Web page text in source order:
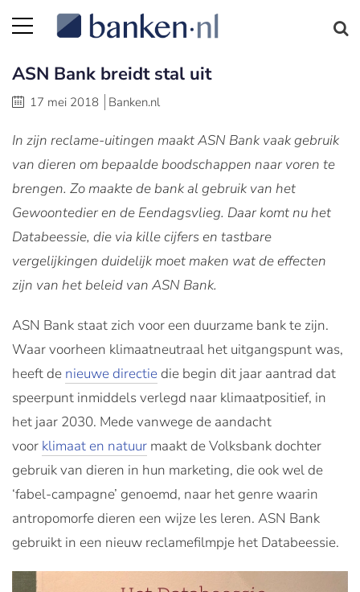
ASN Bank breidt stal uit
17 mei 2018 Banken.nl
In zijn reclame-uitingen maakt ASN Bank vaak gebruik
van dieren om bepaalde boodschappen naar voren te
brengen. Zo maakte de bank al gebruik van het
Gewoontedier en de Eendagsvlieg. Daar komt nu het
Databeessie, die via kille cijfers en tastbare
vergelijkingen duidelijk moet maken wat de effecten
zijn van het beleid van ASN Bank.
ASN Bank staat zich voor een duurzame bank te zijn.
Waar voorheen klimaatneutraal het uitgangspunt was,
heeft de nieuwe directiedie begin dit jaar aantrad dat
speerpunt inmiddels verlegd naar klimaatpositief, in
het jaar 2030. Mede vanwege de aandacht
voor klimaat en natuur maakt de Volksbank dochter
gebruik van dieren in hun marketing, die ook wel de
‘fabel-campagne’ genoemd, naar het genre waarin
antropomorfe dieren een wijze les leren. ASN Bank
gebruikt in een nieuw reclamefilmpje het Databeessie.